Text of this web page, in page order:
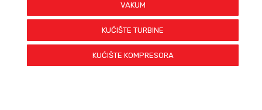
VAKUM
KUĆIŠTE TURBINE
KUĆIŠTE KOMPRESORA